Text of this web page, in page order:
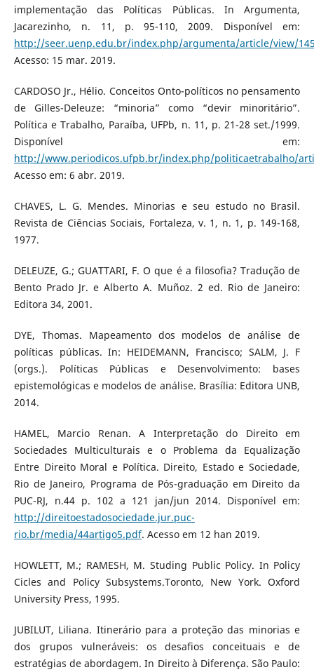
implementação das Políticas Públicas. In Argumenta,
Jacarezinho, n. 11, p. 95-110, 2009. Disponível em:
http://seer.uenp.edu.br/index.php/argumenta/article/view/
Acesso: 15 mar. 2019.
CARDOSO Jr., Hélio. Conceitos Onto-políticos no pensamento
de Gilles-Deleuze: “minoria” como “devir minoritário”.
Política e Trabalho, Paraíba, UFPb, n. 11, p. 21-28 set./1999.
Disponível em:
http://www.periodicos.ufpb.br/index.php/politicaetrabalho/
Acesso em: 6 abr. 2019.
CHAVES, L. G. Mendes. Minorias e seu estudo no Brasil.
Revista de Ciências Sociais, Fortaleza, v. 1, n. 1, p. 149-168,
1977.
DELEUZE, G.; GUATTARI, F. O que é a filosofia? Tradução de
Bento Prado Jr. e Alberto A. Muñoz. 2 ed. Rio de Janeiro:
Editora 34, 2001.
DYE, Thomas. Mapeamento dos modelos de análise de
políticas públicas. In: HEIDEMANN, Francisco; SALM, J. F
(orgs.). Políticas Públicas e Desenvolvimento: bases
epistemológicas e modelos de análise. Brasília: Editora UNB,
2014.
HAMEL, Marcio Renan. A Interpretação do Direito em
Sociedades Multiculturais e o Problema da Equalização
Entre Direito Moral e Política. Direito, Estado e Sociedade,
Rio de Janeiro, Programa de Pós-graduação em Direito da
PUC-RJ, n.44 p. 102 a 121 jan/jun 2014. Disponível em:
http://direitoestadosociedade.jur.puc-
rio.br/media/44artigo5.pdf. Acesso em 12 han 2019.
HOWLETT, M.; RAMESH, M. Studing Public Policy. In Policy
Cicles and Policy Subsystems.Toronto, New York. Oxford
University Press, 1995.
JUBILUT, Liliana. Itinerário para a proteção das minorias e
dos grupos vulneráveis: os desafios conceituais e de
estratégias de abordagem. In Direito à Diferença. São Paulo: